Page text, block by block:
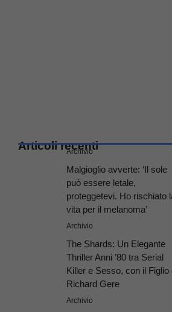
Articoli recenti
Archivio
Malgioglio avverte: ‘Il sole
può essere letale,
proteggetevi. Ho rischiato
vita per il melanoma’
Archivio
The Shards: Un Elegante
Thriller Anni ’80 tra Serial
Killer e Sesso, con il Figlio
Richard Gere
Archivio